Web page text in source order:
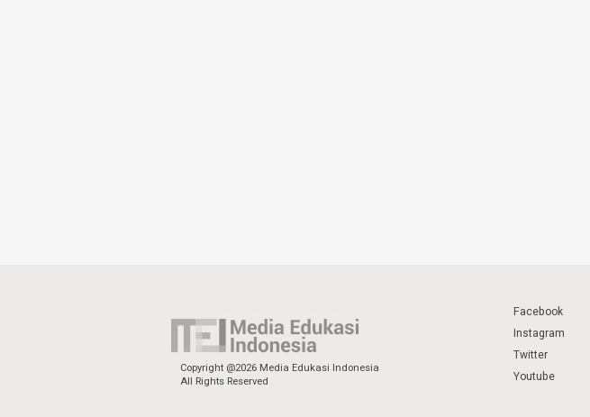
Copyright @2026 Media Edukasi Indonesia
All Rights Reserved
Facebook
Instagram
Twitter
Youtube